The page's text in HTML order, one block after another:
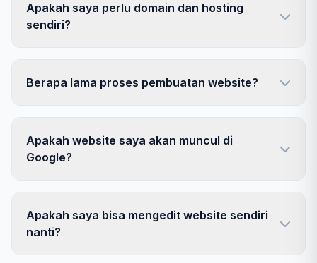
Apakah saya perlu domain dan hosting
sendiri?
Berapa lama proses pembuatan website?
Apakah website saya akan muncul di
Google?
Apakah saya bisa mengedit website sendiri
nanti?